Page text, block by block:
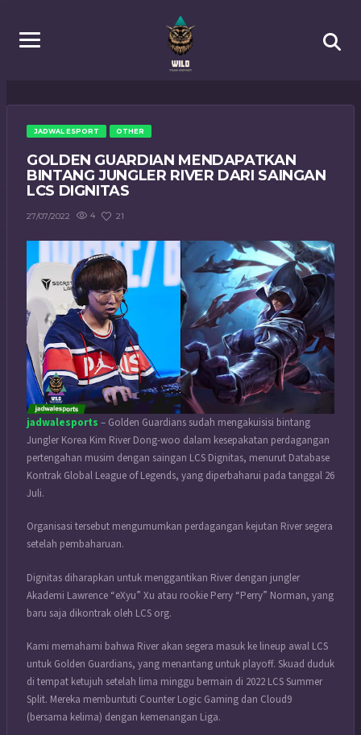
JADWAL ESPORT OTHER
GOLDEN GUARDIAN MENDAPATKAN
BINTANG JUNGLER RIVER DARI SAINGAN
LCS DIGNITAS
27/07/2022 4 21
jadwalesports – Golden Guardians sudah mengakuisisi bintang
Jungler Korea Kim River Dong-woo dalam kesepakatan perdagangan
pertengahan musim dengan saingan LCS Dignitas, menurut Database
Kontrak Global League of Legends, yang diperbaharui pada tanggal 26
Juli.
Organisasi tersebut mengumumkan perdagangan kejutan River segera
setelah pembaharuan.
Dignitas diharapkan untuk menggantikan River dengan jungler
Akademi Lawrence “eXyu” Xu atau rookie Perry “Perry” Norman, yang
baru saja dikontrak oleh LCS org.
Kami memahami bahwa River akan segera masuk ke lineup awal LCS
untuk Golden Guardians, yang menantang untuk playoff. Skuad duduk
di tempat ketujuh setelah lima minggu bermain di 2022 LCS Summer
Split. Mereka membuntuti Counter Logic Gaming dan Cloud9
(bersama kelima) dengan kemenangan Liga.